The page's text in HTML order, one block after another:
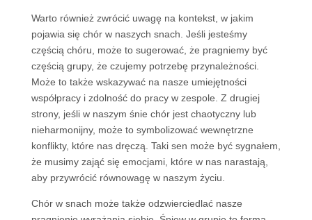
Warto również zwrócić uwagę na kontekst, w jakim
pojawia się chór w naszych snach. Jeśli jesteśmy
częścią chóru, może to sugerować, że pragniemy być
częścią grupy, że czujemy potrzebę przynależności.
Może to także wskazywać na nasze umiejętności
współpracy i zdolność do pracy w zespole. Z drugiej
strony, jeśli w naszym śnie chór jest chaotyczny lub
nieharmonijny, może to symbolizować wewnętrzne
konflikty, które nas dręczą. Taki sen może być sygnałem,
że musimy zająć się emocjami, które w nas narastają,
aby przywrócić równowagę w naszym życiu.
Chór w snach może także odzwierciedlać nasze